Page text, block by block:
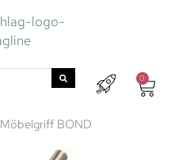
0
Möbelgriff BOND